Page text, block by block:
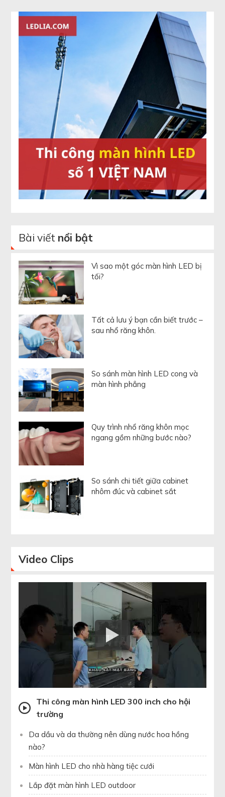
Bài viết nổi bật
Vì sao một góc màn hình LED bị
tối?
Tất cả lưu ý bạn cần biết trước –
sau nhổ răng khôn.
So sánh màn hình LED cong và
màn hình phẳng
Quy trình nhổ răng khôn mọc
ngang gồm những bước nào?
So sánh chi tiết giữa cabinet
nhôm đúc và cabinet sắt
Video Clips
Thi công màn hình LED 300 inch cho hội
trường
Da dầu và da thường nên dùng nước hoa hồng
nào?
Màn hình LED cho nhà hàng tiệc cưới
Lắp đặt màn hình LED outdoor